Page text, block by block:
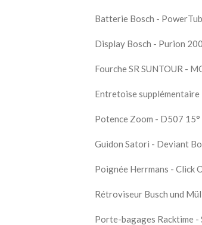
Batterie Bosch -
Display Bosch - Purion 200
Fourche SR SUNTOUR -
Entretoise supplémentaire
Potence Zoom - D507 15°
Guidon Satori - Deviant
Poignée Herrmans - Click
Rétroviseur Busch und
Porte-bagages Racktime -